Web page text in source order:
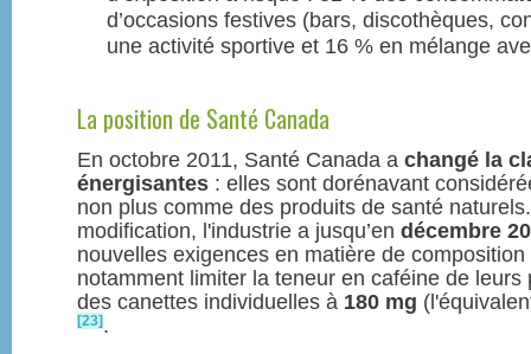
d’occasions festives (bars, discothèques,
une activité sportive et 16 % en mélange
La position de Santé Canada
En octobre 2011, Santé Canada a changé la
énergisantes : elles sont dorénavant
non plus comme des produits de santé
modification, l'industrie a jusqu’en décembre
nouvelles exigences en matière de
notamment limiter la teneur en caféine de
des canettes individuelles à 180 mg
[23] .